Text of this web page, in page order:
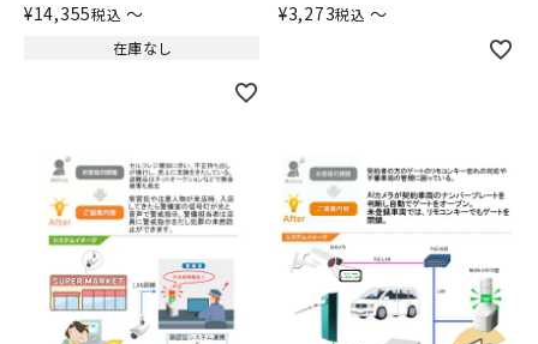
¥14,355税込 〜
在庫なし
¥3,273税込 〜